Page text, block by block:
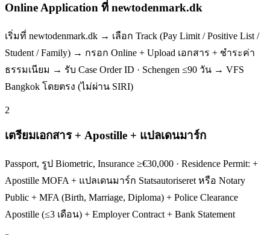
Online Application ที่ newtodenmark.dk
เริ่มที่ newtodenmark.dk → เลือก Track (Pay Limit / Positive List /
Student / Family) → กรอก Online + Upload เอกสาร + ชำระค่า
ธรรมเนียม → รับ Case Order ID · Schengen ≤90 วัน → VFS
Bangkok โดยตรง (ไม่ผ่าน SIRI)
2
เตรียมเอกสาร + Apostille + แปลเดนมาร์ก
Passport, รูป Biometric, Insurance ≥€30,000 · Residence Permit: +
Apostille MOFA + แปลเดนมาร์ก Statsautoriseret หรือ Notary
Public + MFA (Birth, Marriage, Diploma) + Police Clearance
Apostille (≤3 เดือน) + Employer Contract + Bank Statement